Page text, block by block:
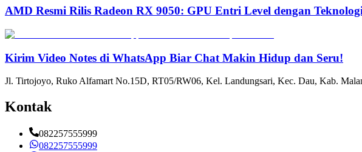
AMD Resmi Rilis Radeon RX 9050: GPU Entri Level dengan
Kirim Video Notes di WhatsApp Biar Chat Makin Hidup dan Seru!
Jl. Tirtojoyo, Ruko Alfamart No.15D, RT05/RW06, Kel. Landungsari, Kec. Dau, Kab.
Kontak
082257555999
082257555999